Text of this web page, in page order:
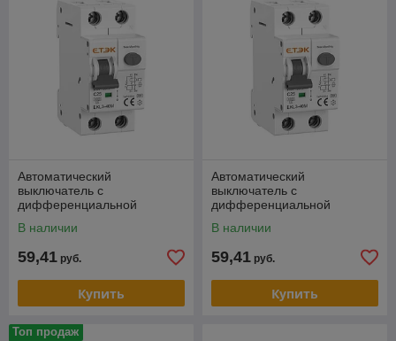
Комплексная защита от перегрузок, КЗ и утечек
для жилых, коммерческих объектов. ​
Автоматический
выключатель с
дифференциальной
1P+N 25A 30mA кривая С
В наличии
59,41 руб.
Купить
Автоматический
выключатель с
дифференциальной
1P+N 32A 30mA кривая С
В наличии
59,41 руб.
Купить
Топ продаж